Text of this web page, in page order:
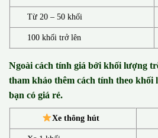
Từ 20 – 50 khối
100 khối trở lên
Ngoài cách tính giá bởi khối lượng
tham khảo thêm cách tính theo khối
bạn có giá rẻ.
Xe thông hút